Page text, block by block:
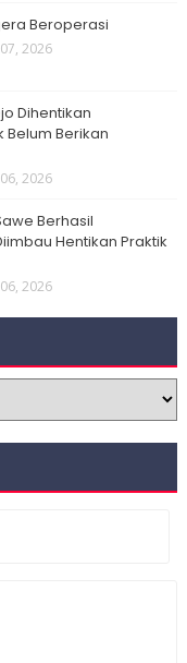
Beroperasi
2026
Dihentikan
Belum Berikan
2026
Berhasil
Hentikan Praktik
2026